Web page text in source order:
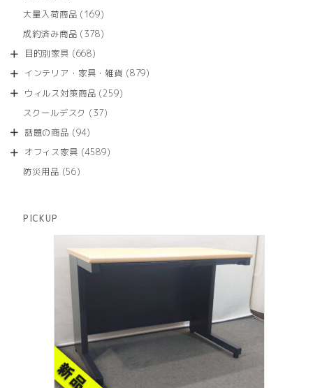
商
の
商
大量入荷商品 169169
の
成約済み商品 378378
商
目的別家具 668668
の
商
インテリア・家具・雑貨 879879
ウィルス対策商品 259259
スクールデスク 3737
商
話題の商品 9494
の
オフィス家具 45894589
防災用品 5656
PICKUP